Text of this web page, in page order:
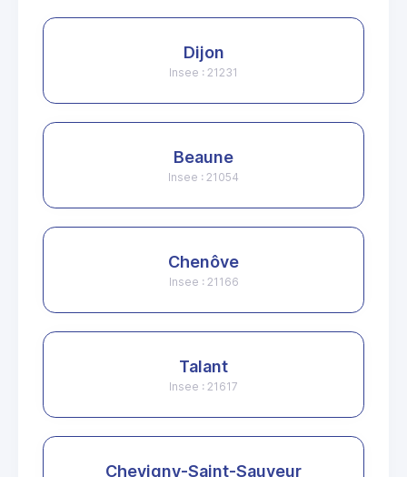
Dijon
Insee : 21231
Beaune
Insee : 21054
Chenôve
Insee : 21166
Talant
Insee : 21617
Chevigny-Saint-Sauveur